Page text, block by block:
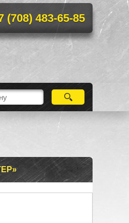
(708) 483-65-85